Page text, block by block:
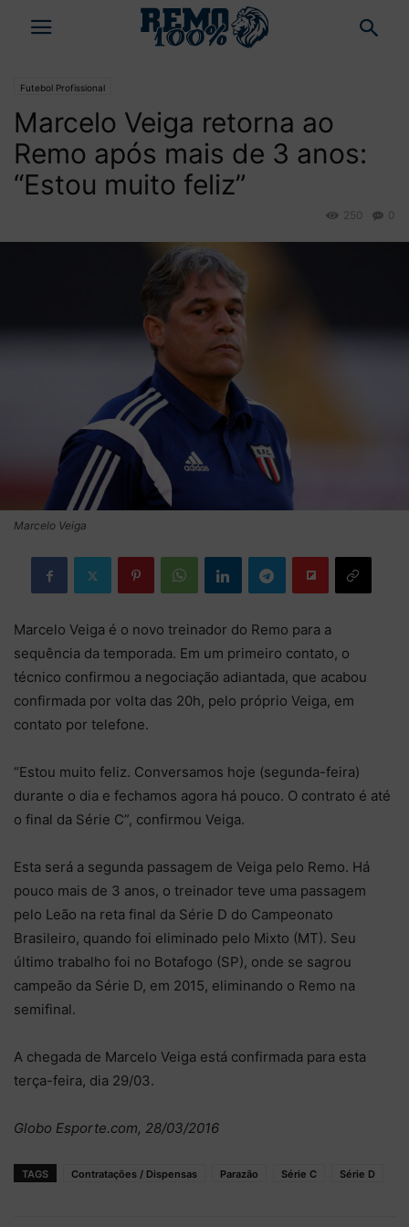
Futebol Profissional
Marcelo Veiga retorna ao
Remo após mais de 3 anos:
“Estou muito feliz”
0
250
Marcelo Veiga
Marcelo Veiga é o novo treinador do Remo para a
sequência da temporada. Em um primeiro contato, o
técnico confirmou a negociação adiantada, que acabou
confirmada por volta das 20h, pelo próprio Veiga, em
contato por telefone.
“Estou muito feliz. Conversamos hoje (segunda-feira)
durante o dia e fechamos agora há pouco. O contrato é até
o final da Série C”, confirmou Veiga.
Esta será a segunda passagem de Veiga pelo Remo. Há
pouco mais de 3 anos, o treinador teve uma passagem
pelo Leão na reta final da Série D do Campeonato
Brasileiro, quando foi eliminado pelo Mixto (MT). Seu
último trabalho foi no Botafogo (SP), onde se sagrou
campeão da Série D, em 2015, eliminando o Remo na
semifinal.
A chegada de Marcelo Veiga está confirmada para esta
terça-feira, dia 29/03.
Globo Esporte.com, 28/03/2016
TAGS Contratações / Dispensas Parazão Série C Série D